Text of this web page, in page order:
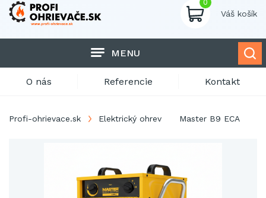
0
Váš košík
MENU
O nás Referencie Kontakt
Profi-ohrievace.sk Elektrický ohrev Master B9 ECA